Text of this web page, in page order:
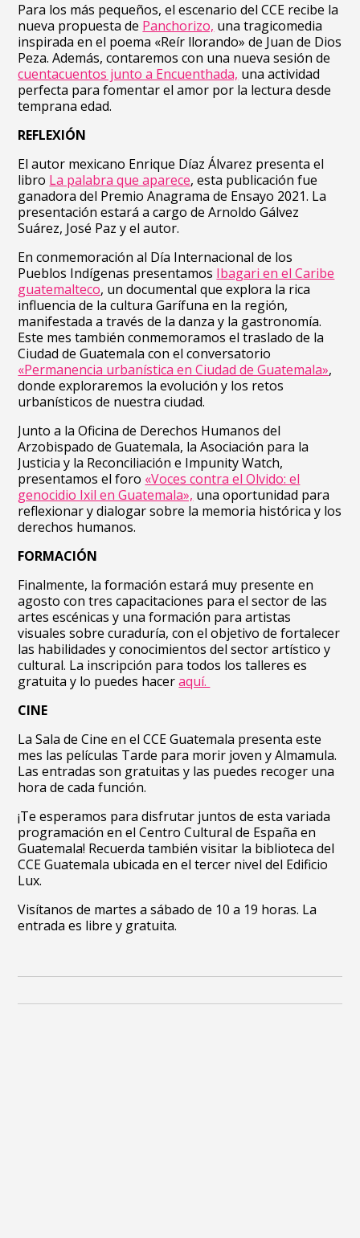
Para los más pequeños, el escenario del CCE recibe la
nueva propuesta de Panchorizo, una tragicomedia
inspirada en el poema «Reír llorando» de Juan de Dios
Peza. Además, contaremos con una nueva sesión de
cuentacuentos junto a Encuenthada, una actividad
perfecta para fomentar el amor por la lectura desde
temprana edad.
REFLEXIÓN
El autor mexicano Enrique Díaz Álvarez presenta el
libro La palabra que aparece, esta publicación fue
ganadora del Premio Anagrama de Ensayo 2021. La
presentación estará a cargo de Arnoldo Gálvez
Suárez, José Paz y el autor.
En conmemoración al Día Internacional de los
Pueblos Indígenas presentamos Ibagari en el Caribe
guatemalteco, un documental que explora la rica
influencia de la cultura Garífuna en la región,
manifestada a través de la danza y la gastronomía.
Este mes también conmemoramos el traslado de la
Ciudad de Guatemala con el conversatorio
«Permanencia urbanística en Ciudad de Guatemala»,
donde exploraremos la evolución y los retos
urbanísticos de nuestra ciudad.
Junto a la Oficina de Derechos Humanos del
Arzobispado de Guatemala, la Asociación para la
Justicia y la Reconciliación e Impunity Watch,
presentamos el foro «Voces contra el Olvido: el
genocidio Ixil en Guatemala», una oportunidad para
reflexionar y dialogar sobre la memoria histórica y los
derechos humanos.
FORMACIÓN
Finalmente, la formación estará muy presente en
agosto con tres capacitaciones para el sector de las
artes escénicas y una formación para artistas
visuales sobre curaduría, con el objetivo de fortalecer
las habilidades y conocimientos del sector artístico y
cultural. La inscripción para todos los talleres es
gratuita y lo puedes haceraquí.
CINE
La Sala de Cine en el CCE Guatemala presenta este
mes las películas Tarde para morir joven y Almamula.
Las entradas son gratuitas y las puedes recoger una
hora de cada función.
¡Te esperamos para disfrutar juntos de esta variada
programación en el Centro Cultural de España en
Guatemala! Recuerda también visitar la biblioteca del
CCE Guatemala ubicada en el tercer nivel del Edificio
Lux.
Visítanos de martes a sábado de 10 a 19 horas. La
entrada es libre y gratuita.